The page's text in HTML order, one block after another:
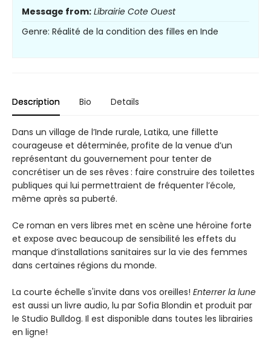
Message from: Librairie Cote Ouest
Genre: Réalité de la condition des filles en Inde
Description Bio Details
Dans un village de l’Inde rurale, Latika, une fillette
courageuse et déterminée, profite de la venue d’un
représentant du gouvernement pour tenter de
concrétiser un de ses rêves : faire construire des toilettes
publiques qui lui permettraient de fréquenter l’école,
même après sa puberté.
Ce roman en vers libres met en scène une héroïne forte
et expose avec beaucoup de sensibilité les effets du
manque d’installations sanitaires sur la vie des femmes
dans certaines régions du monde.
La courte échelle s'invite dans vos oreilles! Enterrer la lune
est aussi un livre audio, lu par Sofia Blondin et produit par
le Studio Bulldog. Il est disponible dans toutes les librairies
en ligne!